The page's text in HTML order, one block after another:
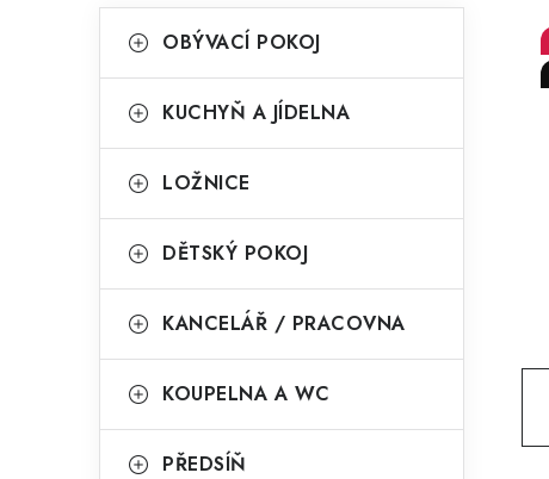
o
t
r
n
n
p
kategorie
a
e
o
i
OBÝVACÍ POKOJ
KUCHYŇ A JÍDELNA
LOŽNICE
DĚTSKÝ POKOJ
KANCELÁŘ / PRACOVNA
KOUPELNA A WC
PŘEDSÍŇ